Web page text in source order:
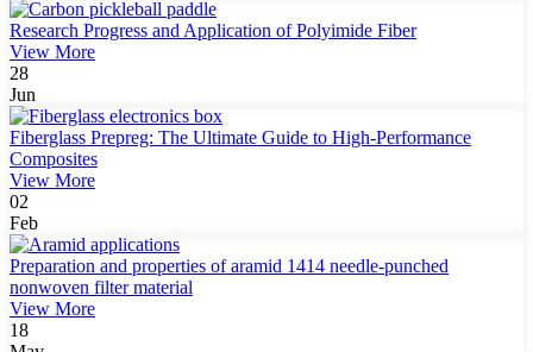
Research Progress and Application of Polyimide Fiber
View More
28
Jun
Fiberglass Prepreg: The Ultimate Guide to High-Performance
Composites
View More
02
Feb
Preparation and properties of aramid 1414 needle-punched
nonwoven filter material
View More
18